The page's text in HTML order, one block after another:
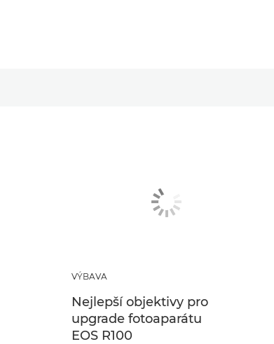
VÝBAVA
Nejlepší objektivy pro
upgrade fotoaparátu
EOS R100